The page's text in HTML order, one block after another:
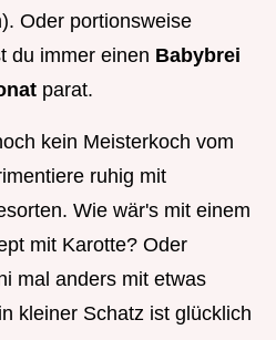
Oder portionsweise
du immer einen Babybrei
parat.
kein Meisterkoch vom
ruhig mit
Wie wär's mit einem
mit Karotte? Oder
mal anders mit etwas
kleiner Schatz ist glücklich